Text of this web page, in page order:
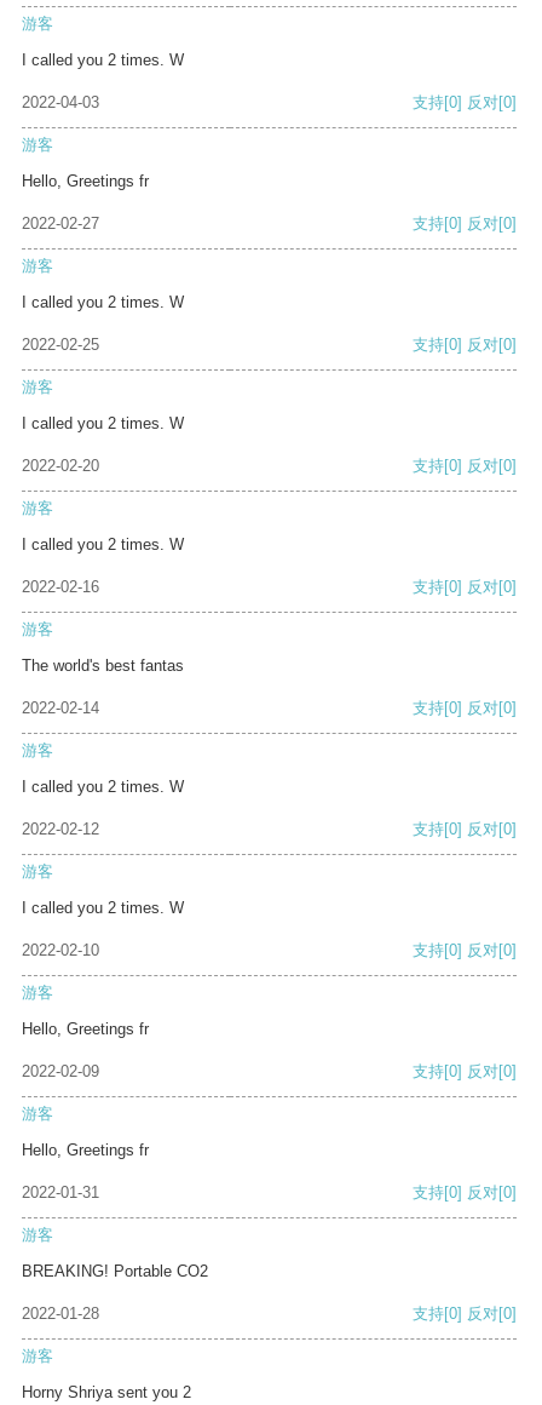
游客
I called you 2 times. W
2022-04-03 支持[0] 反对[0]
游客
Hello, Greetings fr
2022-02-27 支持[0] 反对[0]
游客
I called you 2 times. W
2022-02-25 支持[0] 反对[0]
游客
I called you 2 times. W
2022-02-20 支持[0] 反对[0]
游客
I called you 2 times. W
2022-02-16 支持[0] 反对[0]
游客
The world's best fantas
2022-02-14 支持[0] 反对[0]
游客
I called you 2 times. W
2022-02-12 支持[0] 反对[0]
游客
I called you 2 times. W
2022-02-10 支持[0] 反对[0]
游客
Hello, Greetings fr
2022-02-09 支持[0] 反对[0]
游客
Hello, Greetings fr
2022-01-31 支持[0] 反对[0]
游客
BREAKING! Portable CO2
2022-01-28 支持[0] 反对[0]
游客
Horny Shriya sent you 2